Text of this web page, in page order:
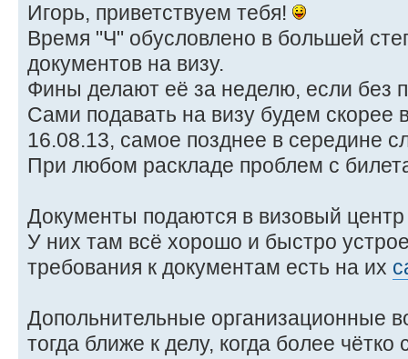
Игорь, приветствуем тебя!
Время "Ч" обусловлено в большей
документов на визу.
Фины делают её за неделю, если без
Сами подавать на визу будем скорее
16.08.13, самое позднее в середине
При любом раскладе проблем с
Документы подаются в визовый
У них там всё хорошо и быстро
требования к документам есть на их
Допольнительные организационные
тогда ближе к делу, когда более